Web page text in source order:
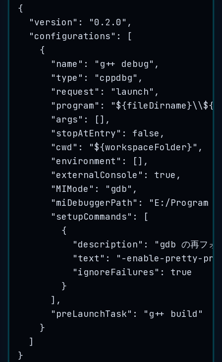
{
"version" : "0.2.0 " ,
"configurations" : [
{
"name" : " g++ debug" ,
"type" : "cppdbg" ,
"request" : "launch" ,
"program" : "${fileDirname}\\
"args" : [],
"stopAtEntry" : false ,
"cwd" : "${workspaceFolder}" ,
"environment" : [],
"externalConsole" : true ,
"MIMode" : " gdb" ,
"miDebuggerPath" : " E:/Program
"setupCommands" : [
{
"description" : " gdb の再フォ
"text" : " -enable-pretty-
"ignoreFailures" : true
}
],
"preLaunchTask" : " g++ build "
}
]
}